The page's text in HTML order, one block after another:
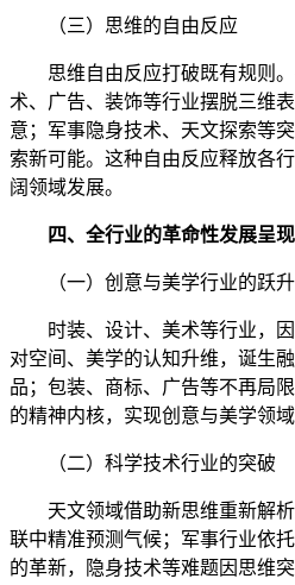
（三）思维的自由反应
思维自由反应打破既有规则。
术、广告、装饰等行业摆脱三维
意；军事隐身技术、天文探索等
索新可能。这种自由反应释放各
阔领域发展。
四、全行业的革命性发展呈现
（一）创意与美学行业的跃升
时装、设计、美术等行业，因
对空间、美学的认知升维，诞生
品；包装、商标、广告等不再局
的精神内核，实现创意与美学领域
（二）科学技术行业的突破
天文领域借助新思维重新解析
联中精准预测气候；军事行业依
的革新，隐身技术等难题因思维